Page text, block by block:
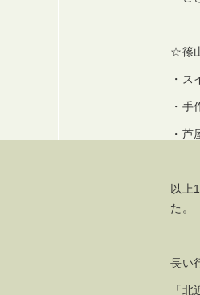
☆篠
・ス
・
・
以上
た。
長い
「